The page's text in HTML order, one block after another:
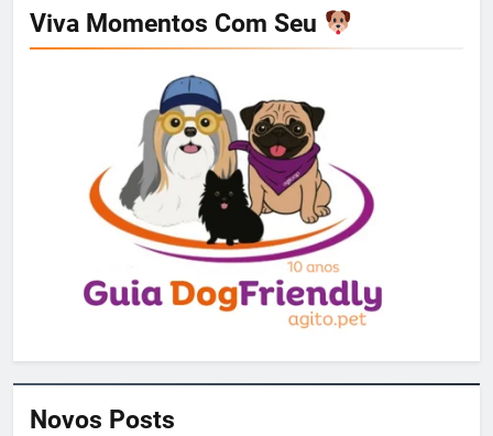
Viva Momentos Com Seu
Novos Posts